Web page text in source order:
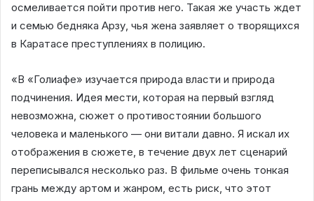
осмеливается пойти против него. Такая же участь ждет
и семью бедняка Арзу, чья жена заявляет о творящихся
в Каратасе преступлениях в полицию.
«В «Голиафе» изучается природа власти и природа
подчинения. Идея мести, которая на первый взгляд
невозможна, сюжет о противостоянии большого
человека и маленького — они витали давно. Я искал их
отображения в сюжете, в течение двух лет сценарий
переписывался несколько раз. В фильме очень тонкая
грань между артом и жанром, есть риск, что этот